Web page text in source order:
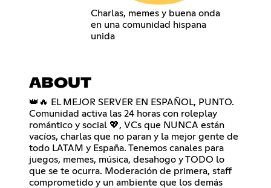
Charlas, memes y buena onda
en una comunidad hispana
unida
ABOUT
👑🔥 EL MEJOR SERVER EN ESPAÑOL, PUNTO.
Comunidad activa las 24 horas con roleplay
romántico y social 💖, VCs que NUNCA están
vacíos, charlas que no paran y la mejor gente de
todo LATAM y España. Tenemos canales para
juegos, memes, música, desahogo y TODO lo
que se te ocurra. Moderación de primera, staff
comprometido y un ambiente que los demás